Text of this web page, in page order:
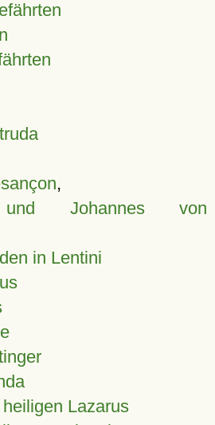
,
und Johannes von
in Lentini
Lazarus